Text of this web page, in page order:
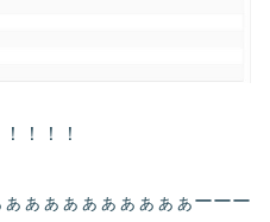
！！！
ぁぁぁぁぁぁぁぁぁーーー